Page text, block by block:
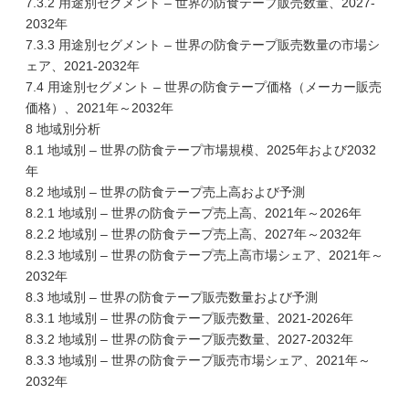
2032年
7.3.3 用途別セグメント – 世界の防食テープ販売数量の市場シ
ェア、2021-2032年
7.4 用途別セグメント – 世界の防食テープ価格（メーカー販売
価格）、2021年～2032年
8 地域別分析
8.1 地域別 – 世界の防食テープ市場規模、2025年および2032
年
8.2 地域別 – 世界の防食テープ売上高および予測
8.2.1 地域別 – 世界の防食テープ売上高、2021年～2026年
8.2.2 地域別 – 世界の防食テープ売上高、2027年～2032年
8.2.3 地域別 – 世界の防食テープ売上高市場シェア、2021年～
2032年
8.3 地域別 – 世界の防食テープ販売数量および予測
8.3.1 地域別 – 世界の防食テープ販売数量、2021-2026年
8.3.2 地域別 – 世界の防食テープ販売数量、2027-2032年
8.3.3 地域別 – 世界の防食テープ販売市場シェア、2021年～
2032年